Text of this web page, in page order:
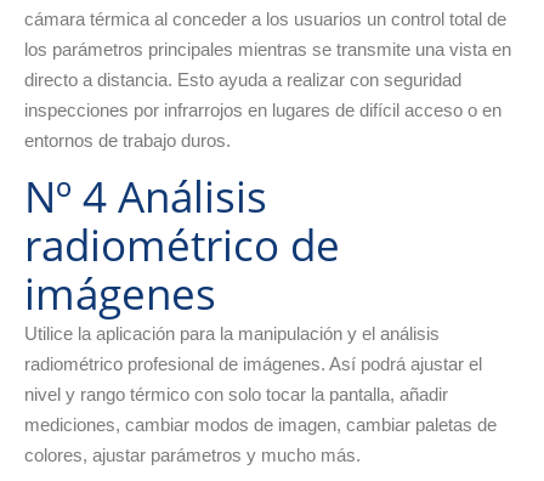
cámara térmica al conceder a los usuarios un control total de
los parámetros principales mientras se transmite una vista en
directo a distancia. Esto ayuda a realizar con seguridad
inspecciones por infrarrojos en lugares de difícil acceso o en
entornos de trabajo duros.
Nº 4 Análisis
radiométrico de
imágenes
Utilice la aplicación para la manipulación y el análisis
radiométrico profesional de imágenes. Así podrá ajustar el
nivel y rango térmico con solo tocar la pantalla, añadir
mediciones, cambiar modos de imagen, cambiar paletas de
colores, ajustar parámetros y mucho más.